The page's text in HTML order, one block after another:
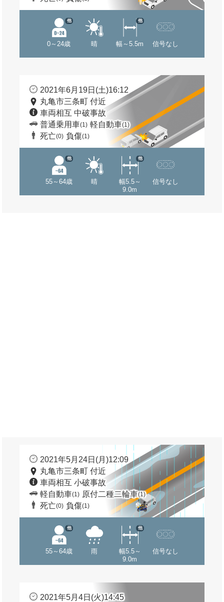
0～24歳
他
晴 幅～5.5m
他
信号なし
2021年6月19日(土)16:12
丸亀市三条町 付近
車両相互 中破事故
普通乗用車(1) 軽自動車(1)
死亡(0) 負傷(1)
55～64歳
他
晴
幅5.5～
9.0m
他
信号なし
2021年5月24日(月)12:09
丸亀市三条町 付近
車両相互 小破事故
軽自動車(1) 原付二種二輪車(1)
死亡(0) 負傷(1)
55～64歳
他
雨
幅5.5～
9.0m
他
信号なし
2021年5月4日(火)14:45